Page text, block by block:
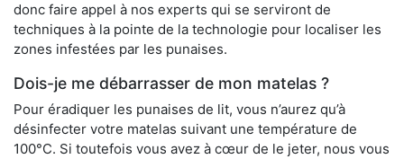
donc faire appel à nos experts qui se serviront de
techniques à la pointe de la technologie pour localiser les
zones infestées par les punaises.
Dois-je me débarrasser de mon matelas ?
Pour éradiquer les punaises de lit, vous n’aurez qu’à
désinfecter votre matelas suivant une température de
100°C. Si toutefois vous avez à cœur de le jeter, nous vous